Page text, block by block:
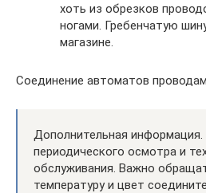
хоть из обрезков
ногами. Гребенчатую
магазине.
Соединение автоматов
Дополнительная информация.
периодического осмотра и
обслуживания. Важно
температуру и цвет